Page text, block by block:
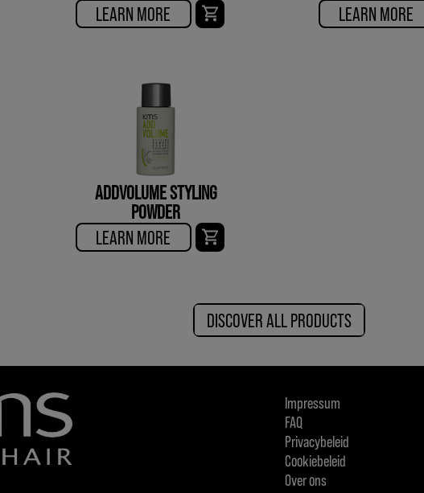
LEARN MORE
LEARN MORE
ADDVOLUME STYLING
POWDER
LEARN MORE
DISCOVER ALL PRODUCTS
Impressum
FAQ
Privacybeleid
Cookiebeleid
Over ons